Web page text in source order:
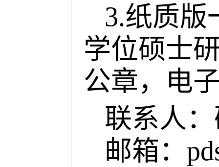
3.纸质版
学位硕士
公章，电
联系人
邮箱：